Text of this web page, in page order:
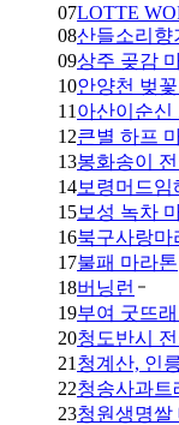
07LOTTE
08산들소리향
09상주 곶감
10안양천 벚
11 아산이순신
12큰별 하프
13봉화송이
14보령머드임
15보성 녹차
16북구사랑마
17불패 마라톤
18버닝런
19부여 굿뜨
20청도반시
21 청계산, 인
22청송사과트
23청원생명쌀